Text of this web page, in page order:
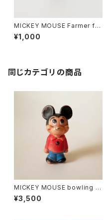
MICKEY MOUSE Farmer fig
ure ・ミッキーマウス ミニ フィギ
ア U.S.A
¥1,000
同じカテゴリの商品
MICKEY MOUSE bowling pi
n figure ・ミッキーマウス ボー
リングピン U.S.A
¥3,500